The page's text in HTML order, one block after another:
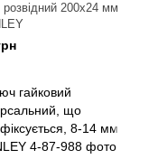
200х24 мм